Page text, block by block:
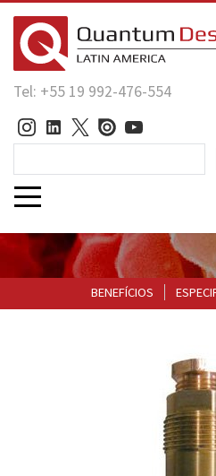
Tel: +55 19 992-476-554
BENEFÍCIOS